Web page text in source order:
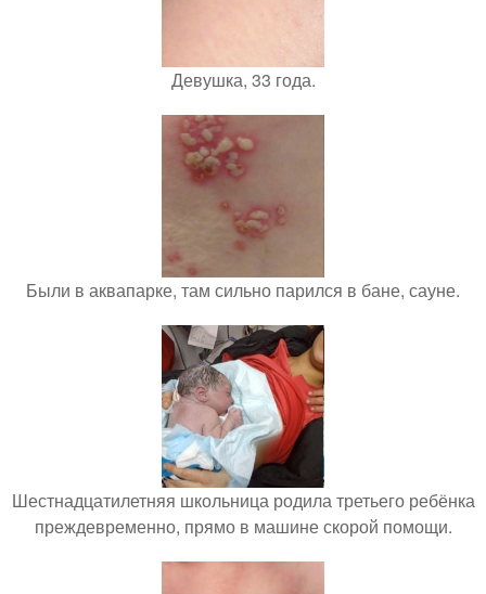
Девушка, 33 года.
Были в аквапарке, там сильно парился в бане, сауне.
Шестнадцатилетняя школьница родила третьего ребёнка
преждевременно, прямо в машине скорой помощи.